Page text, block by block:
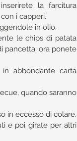
la farcitura
i capperi.
in olio.
le chips di patata
pancetta; ora ponete
abbondante carta
quando saranno
in eccesso di colare.
e poi girate per altri